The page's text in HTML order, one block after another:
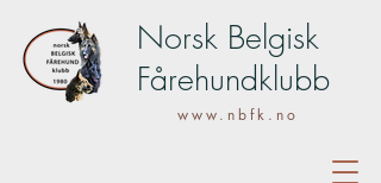
Norsk Belgisk
Fårehundklubb
www.nbfk.no